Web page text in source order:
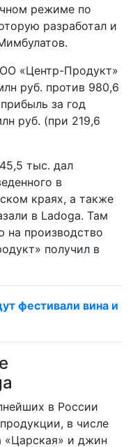
режиме по
разработал и
«Центр-Продукт»
руб. против 980,6
за год
руб. (при 219,6
тыс. дал
в
краях, а также
в Ladoga. Там
на производство
получил в
фестивали вина и
в России
в числе
«Царская» и джин